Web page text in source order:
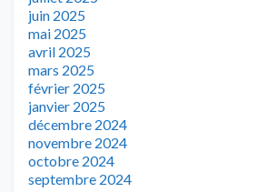
juin 2025
mai 2025
avril 2025
mars 2025
février 2025
janvier 2025
décembre 2024
novembre 2024
octobre 2024
septembre 2024